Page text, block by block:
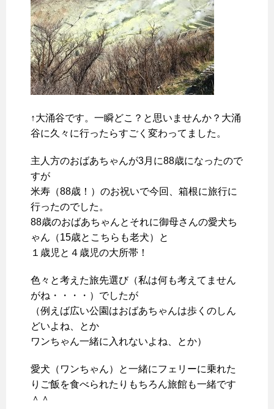
↑大涌谷です。一瞬どこ？と思いませんか？大涌
谷に久々に行ったらすごく変わってました。
主人方のおばあちゃんが3月に88歳になったので
すが
米寿（88歳！）のお祝いで今回、箱根に旅行に
行ったのでした。
88歳のおばあちゃんとそれに御母さんの愛犬ち
ゃん（15歳とこちらも老犬）と
１歳児と４歳児の大所帯！
色々と考えた旅先選び（私は何も考えてません
がね・・・・）でしたが
（例えば広い公園はおばあちゃんは歩くのしん
どいよね、とか
ワンちゃん一緒に入れないよね、とか）
愛犬（ワンちゃん）と一緒にフェリーに乗れた
りご飯を食べられたりもちろん旅館も一緒です
＾＾